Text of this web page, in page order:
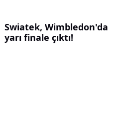
Swiatek, Wimbledon'da
yarı finale çıktı!